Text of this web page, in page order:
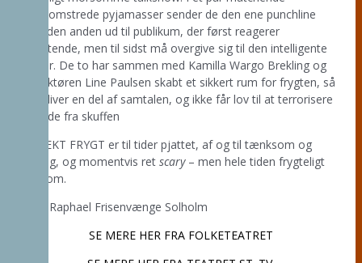
storblomstrede pyjamasser sender de den ene punchline
efter den anden ud til publikum, der først reagerer
afventende, men til sidst må overgive sig til den intelligente
humor. De to har sammen med Kamilla Wargo Brekling og
instruktøren Line Paulsen skabt et sikkert rum for frygten, så
den bliver en del af samtalen, og ikke får lov til at terrorisere
os nede fra skuffen
PROJEKT FRYGT er til tider pjattet, af og til tænksom og
alvorlig, og momentvis ret scary– men hele tiden frygteligt
morsom.
Foto: Raphael Frisenvænge Solholm
SE MERE HER FRA FOLKETEATRET